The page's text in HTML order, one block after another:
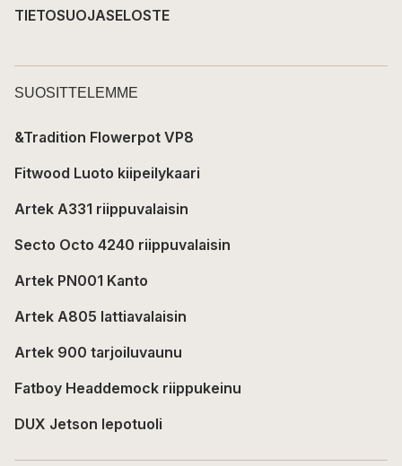
TIETOSUOJASELOSTE
SUOSITTELEMME
&Tradition Flowerpot VP8
Fitwood Luoto kiipeilykaari
Artek A331 riippuvalaisin
Secto Octo 4240 riippuvalaisin
Artek PN001 Kanto
Artek A805 lattiavalaisin
Artek 900 tarjoiluvaunu
Fatboy Headdemock riippukeinu
DUX Jetson lepotuoli